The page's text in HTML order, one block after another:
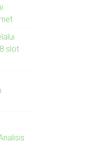
slot